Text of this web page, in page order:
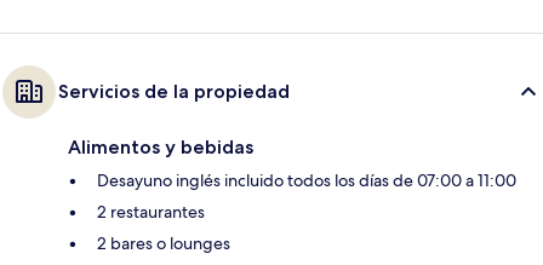
Servicios de la propiedad
Alimentos y bebidas
Desayuno inglés incluido todos los días de 07:00 a 11:00
2 restaurantes
2 bares o lounges